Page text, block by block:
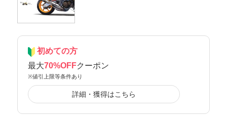
初めての方
最大70%OFFクーポン
※値引上限等条件あり
詳細・獲得はこちら